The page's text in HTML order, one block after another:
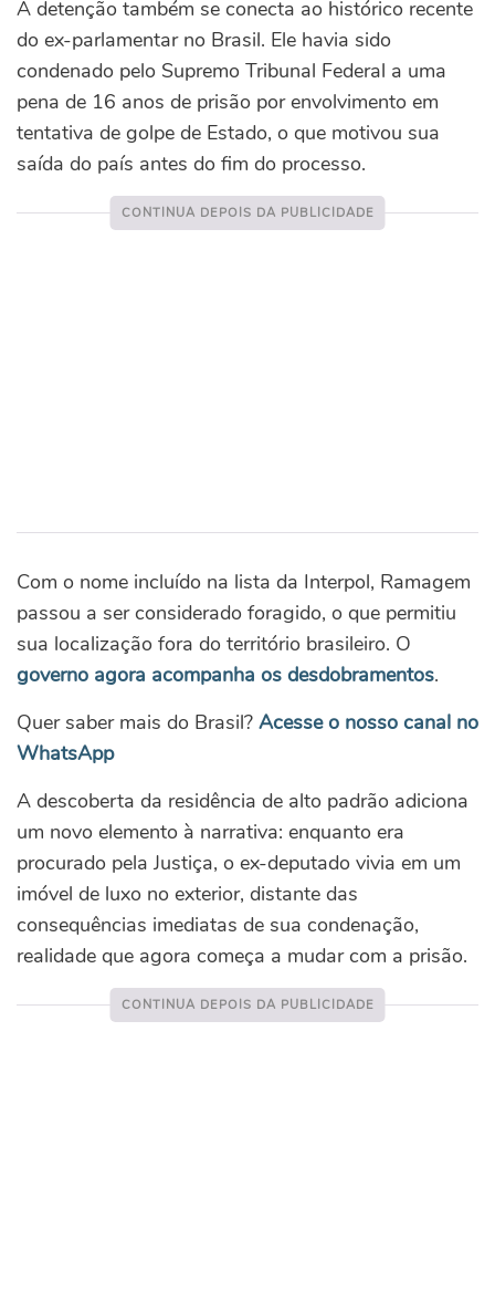
A detenção também se conecta ao histórico recente
do ex-parlamentar no Brasil. Ele havia sido
condenado pelo Supremo Tribunal Federal a uma
pena de 16 anos de prisão por envolvimento em
tentativa de golpe de Estado, o que motivou sua
saída do país antes do fim do processo.
Com o nome incluído na lista da Interpol, Ramagem
passou a ser considerado foragido, o que permitiu
sua localização fora do território brasileiro. O
governo agora acompanha os desdobramentos.
Quer saber mais do Brasil? Acesse o nosso canal no
WhatsApp
A descoberta da residência de alto padrão adiciona
um novo elemento à narrativa: enquanto era
procurado pela Justiça, o ex-deputado vivia em um
imóvel de luxo no exterior, distante das
consequências imediatas de sua condenação,
realidade que agora começa a mudar com a prisão.